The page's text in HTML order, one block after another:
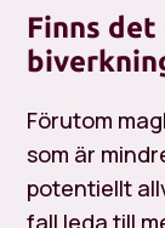
Finns
Förutom
som är
potentiellt
fall leda till